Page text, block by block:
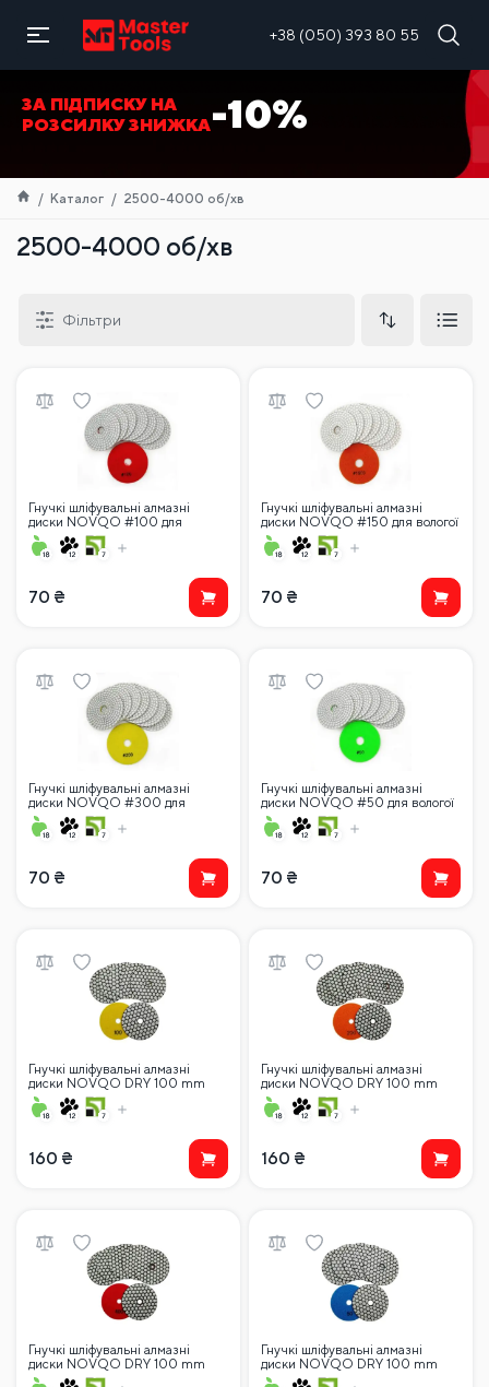
+38 (050) 393 80 55
UA
ЗА ПІДПИСКУ НА
РОЗСИЛКУ ЗНИЖКА-10%
Каталог 2500-4000 об/хв
2500-4000 об/хв
Фільтри
Гнучкі шліфувальні алмазні
диски NOVQO #100 для
вологої поліровки
70 ₴
Гнучкі шліфувальні алмазні
диски NOVQO #150 для вологої
поліровки
70 ₴
Гнучкі шліфувальні алмазні
диски NOVQO #300 для
вологої поліровки
70 ₴
Гнучкі шліфувальні алмазні
диски NOVQO #50 для вологої
поліровки
70 ₴
Гнучкі шліфувальні алмазні
диски NOVQO DRY 100 mm
#100 для сухої поліровки
160 ₴
Гнучкі шліфувальні алмазні
диски NOVQO DRY 100 mm
#200 для сухої поліровки
160 ₴
Гнучкі шліфувальні алмазні
диски NOVQO DRY 100 mm
#400 для сухої поліровки
Гнучкі шліфувальні алмазні
диски NOVQO DRY 100 mm
#50 для сухої поліровки